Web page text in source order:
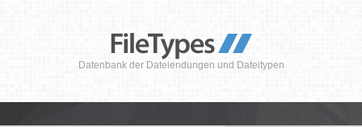
Datenbank der Dateiendungen und Dateitypen